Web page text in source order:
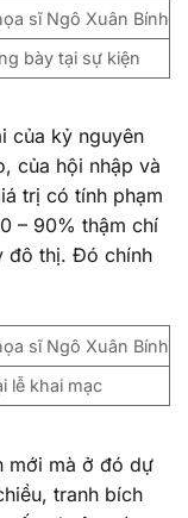
bày tại sự kiện
của kỷ nguyên
của hội nhập và
trị có tính phạm
– 90% thậm chí
đô thị. Đó chính
lễ khai mạc
mới mà ở đó dự
tranh bích